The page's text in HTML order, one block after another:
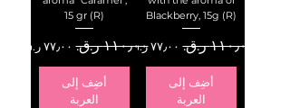
Blackberry, 15g (R)
سعر عادي سعر البيع
أضِف إلى
العربة
15 gr (R)
سعر عادي‏١١٠٫٠٠ ر.ق.‏ سعر البيع
أضِف إلى
العربة